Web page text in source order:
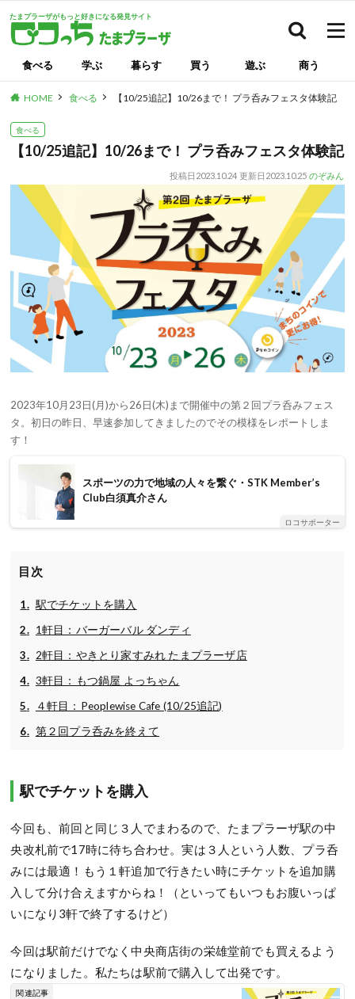
たまプラーザがもっと好きになる発見サイト
食べる 学ぶ 暮らす 買う 遊ぶ 商う
HOME 食べる 【10/25追記】10/26まで！ プラ呑みフェスタ体験記
食べる
【10/25追記】10/26まで！ プラ呑みフェスタ体験記
投稿日 2023.10.24 更新日 2023.10.25 のぞみん
2023年10月23日(月)から26日(木)まで開催中の第２回プラ呑みフェス
タ。初日の昨日、早速参加してきましたのでその模様をレポートしま
す！
スポーツの力で地域の人々を繋ぐ・STK Member’s
Club白須真介さん
ロコサポーター
目次
駅でチケットを購入
1軒目：バーガーバル ダンディ
2軒目：やきとり家すみれ たまプラーザ店
3軒目：もつ鍋屋 よっちゃん
４軒目：Peoplewise Cafe (10/25追記)
第２回プラ呑みを終えて
駅でチケットを購入
今回も、前回と同じ３人でまわるので、たまプラーザ駅の中
央改札前で17時に待ち合わせ。実は３人という人数、プラ呑
みには最適！もう１軒追加で行きたい時にチケットを追加購
入して分け合えますからね！（といってもいつもお腹いっぱ
いになり3軒で終了するけど）
今回は駅前だけでなく中央商店街の栄雄堂前でも買えるよう
になりました。私たちは駅前で購入して出発です。
関連記事